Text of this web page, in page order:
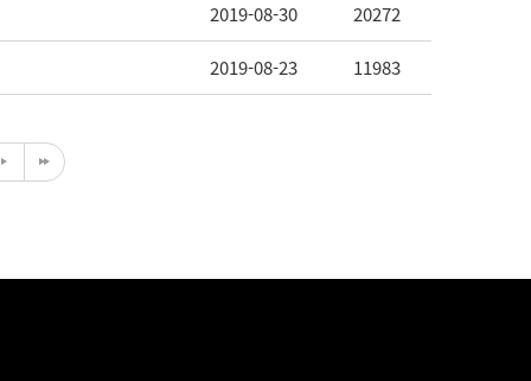
2019-08-30 20272
2019-08-23 11983